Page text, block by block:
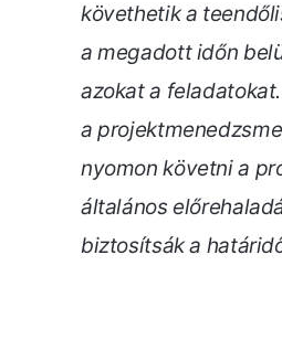
követhetik a
a megadott időn
azokat a
a
nyomon követni a
általános
biztosítsák a